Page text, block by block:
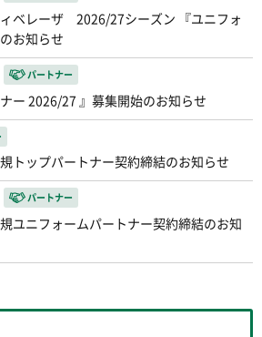
ベレーザ 2026/27シーズン 『ユニフォ
お知らせ
パートナー
ー 2026/27 』募集開始のお知らせ
トップパートナー契約締結のお知らせ
パートナー
ユニフォームパートナー契約締結のお知